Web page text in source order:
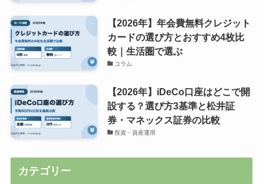
【2026年】年会費無料クレジット
カードの選び方とおすすめ4枚比
較｜生活圏で選ぶ
コラム
【2026年】iDeCo口座はどこで開
設する？選び方3基準と松井証
券・マネックス証券の比較
投資・資産運用
カテゴリー